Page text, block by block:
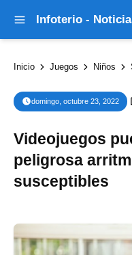
Inicio Juegos Niños
domingo, octubre 23, 2022
Videojuegos
peligrosa
susceptibles